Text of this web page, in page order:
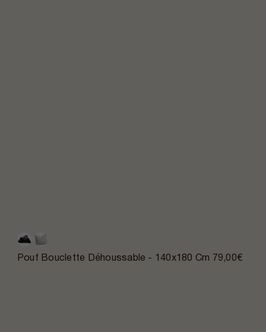
Pouf Bouclette Déhoussable - 140x180 Cm 79,00€